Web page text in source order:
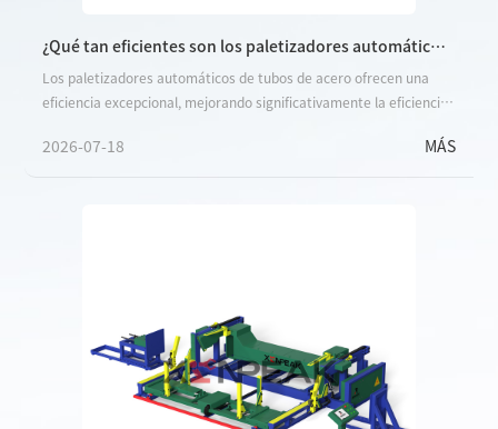
¿Qué tan eficientes son los paletizadores automáticos
de tubos de acero?
Los paletizadores automáticos de tubos de acero ofrecen una
eficiencia excepcional, mejorando significativamente la eficiencia
adaptándose a diversas necesidades de producción. Esto se
2026-07-18 MÁS